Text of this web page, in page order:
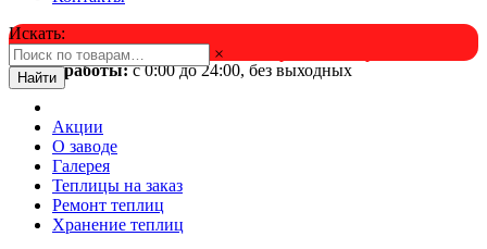
Искать:
×
Найти
Успейте в августе! Скидка и подарок на выбор. Звоните!
Время работы:с 0:00 до 24:00, без выходных
Акции
О заводе
Галерея
Теплицы на заказ
Ремонт теплиц
Хранение теплиц